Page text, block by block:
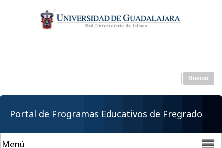
contenido
principal
Formulario de
Buscar
Portal de Programas Educativos de Pregrado